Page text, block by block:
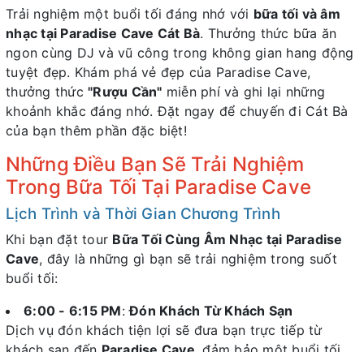
Trải nghiệm một buổi tối đáng nhớ với bữa tối và âm
nhạc tại Paradise Cave Cát Bà. Thưởng thức bữa ăn
ngon cùng DJ và vũ công trong không gian hang động
tuyệt đẹp. Khám phá vẻ đẹp của Paradise Cave,
thưởng thức "Rượu Cần" miễn phí và ghi lại những
khoảnh khắc đáng nhớ. Đặt ngay để chuyến đi Cát Bà
của bạn thêm phần đặc biệt!
Những Điều Bạn Sẽ Trải Nghiệm
Trong Bữa Tối Tại Paradise Cave
Lịch Trình và Thời Gian Chương Trình
Khi bạn đặt tour Bữa Tối Cùng Âm Nhạc tại Paradise
Cave, đây là những gì bạn sẽ trải nghiệm trong suốt
buổi tối:
6:00 - 6:15 PM:Đón Khách Từ Khách Sạn
Dịch vụ đón khách tiện lợi sẽ đưa bạn trực tiếp từ